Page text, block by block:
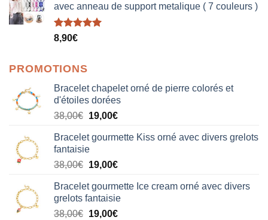
avec anneau de support metalique ( 7 couleurs )
Note5.00
8,90€
PROMOTIONS
Bracelet chapelet orné de pierre colorés et
d'étoiles dorées
38,00€ Le
initial
était :
38,00€.
19,00€Le
actuel
19,00€.
Bracelet gourmette Kiss orné avec divers grelots
fantaisie
38,00€ Le
initial
était :
38,00€.
19,00€Le
actuel
est :
19,00€.
Bracelet gourmette Ice cream orné avec divers
grelots fantaisie
38,00€ Le
19,00€Le